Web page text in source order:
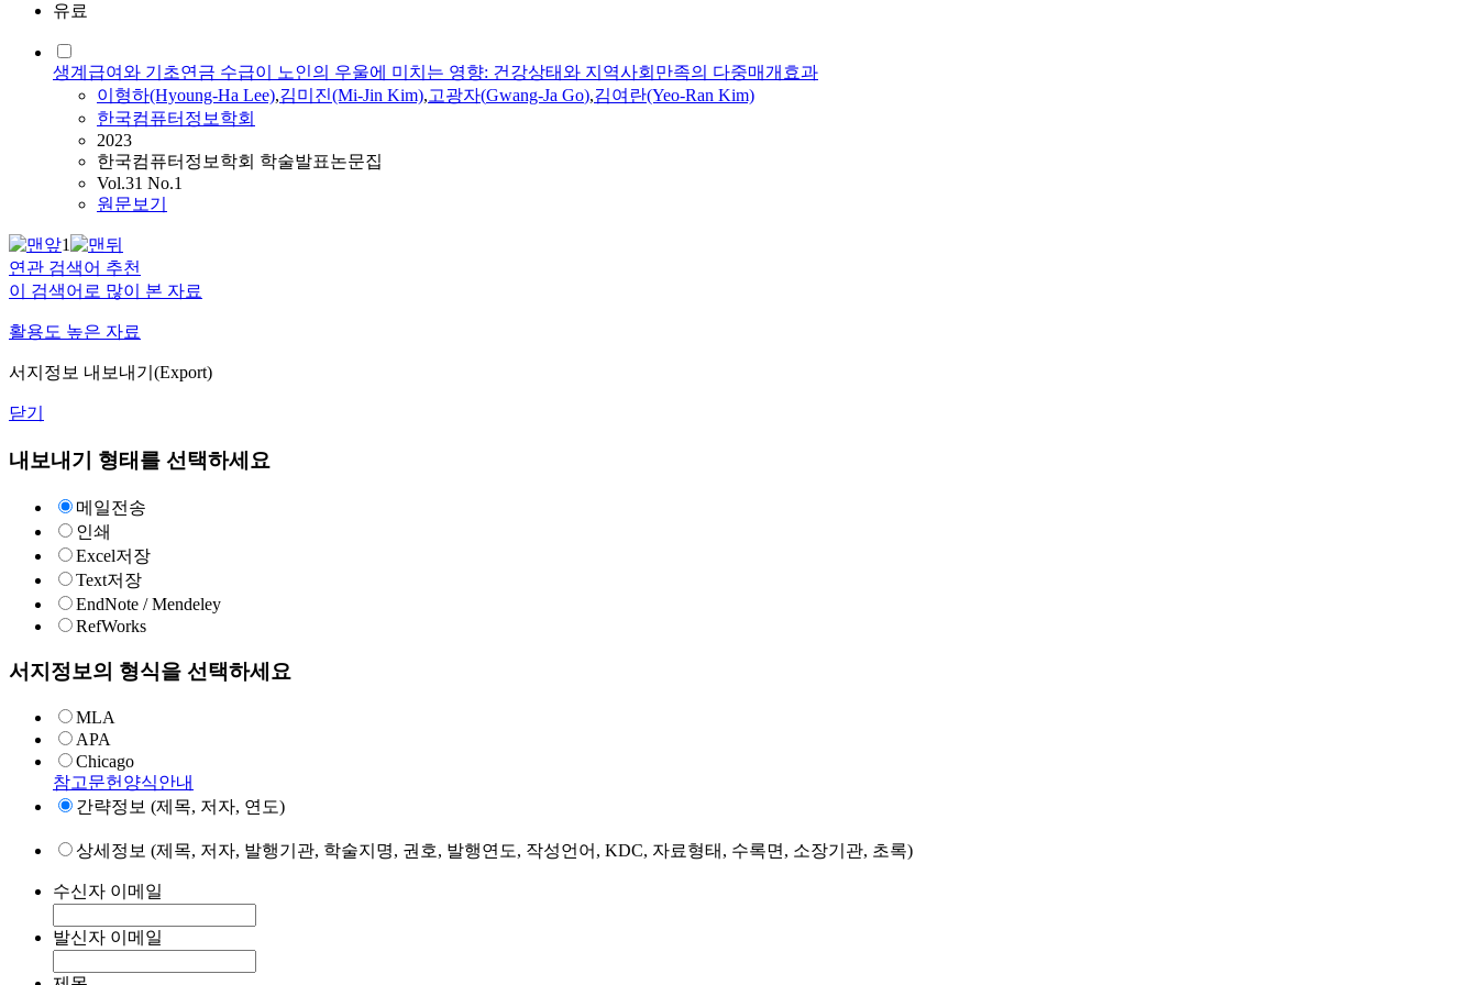
유료
생계급여와 기초연금 수급이 노인의 우울에 미치는 영향: 건강상태와 지역사회만족의 다중매개효과
이형하(Hyoung-Ha Lee),김미진(Mi-Jin Kim),고광자(Gwang-Ja Go),김여란(Yeo-Ran Kim)
한국컴퓨터정보학회
2023
한국컴퓨터정보학회 학술발표논문집
Vol.31 No.1
원문보기
1
연관 검색어 추천
이 검색어로 많이 본 자료
활용도 높은 자료
서지정보 내보내기(Export)
닫기
내보내기 형태를 선택하세요
메일전송
인쇄
Excel저장
Text저장
EndNote / Mendeley
RefWorks
서지정보의 형식을 선택하세요
MLA
APA
Chicago
참고문헌양식안내
간략정보 (제목, 저자, 연도)
상세정보 (제목, 저자, 발행기관, 학술지명, 권호, 발행연도, 작성언어, KDC, 자료형태, 수록면, 소장기관, 초록)
수신자 이메일
발신자 이메일